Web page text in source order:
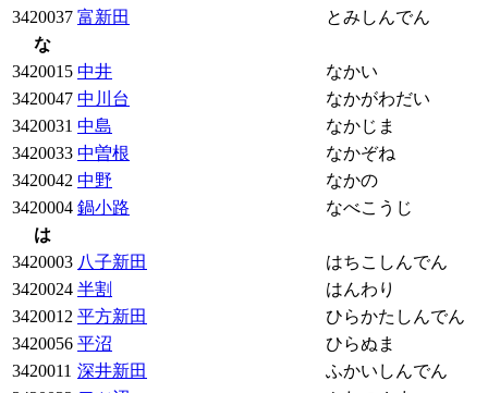
3420037 富新田
とみしんでん
な
3420015 中井
なかい
3420047 中川台
なかがわだい
3420031 中島
なかじま
3420033 中曽根
なかぞね
3420042 中野
なかの
3420004 鍋小路
なべこうじ
は
3420003 八子新田
はちこしんでん
3420024 半割
はんわり
3420012 平方新田
ひらかたしんでん
3420056 平沼
ひらぬま
3420011 深井新田
ふかいしんでん